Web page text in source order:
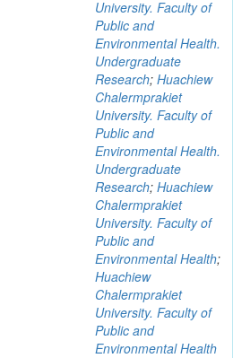
University. Faculty of
Public and
Environmental Health.
Undergraduate
Research; Huachiew
Chalermprakiet
University. Faculty of
Public and
Environmental Health.
Undergraduate
Research; Huachiew
Chalermprakiet
University. Faculty of
Public and
Environmental Health;
Huachiew
Chalermprakiet
University. Faculty of
Public and
Environmental Health